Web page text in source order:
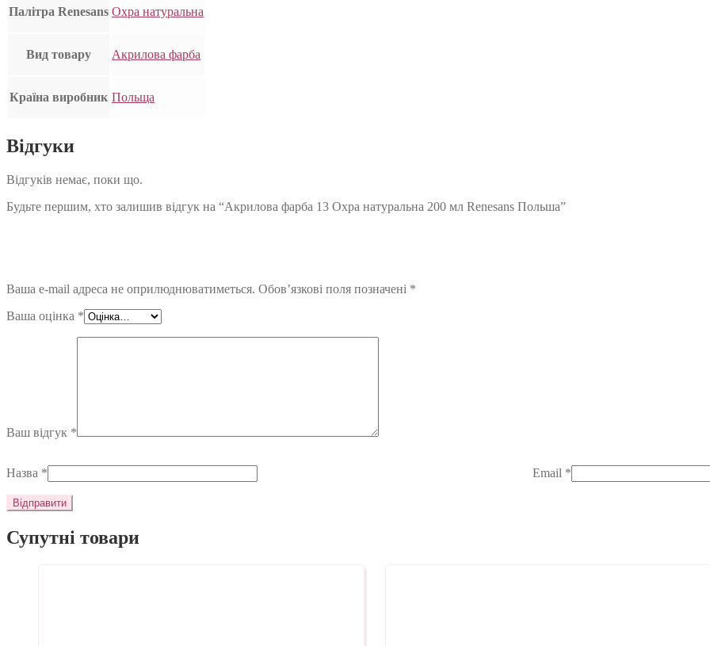
Палітра Renesans Охра натуральна
Вид товару Акрилова фарба
Країна виробник Польща
Відгуки
Відгуків немає, поки що.
Будьте першим, хто залишив відгук на “Акрилова фарба 13 Охра натуральна 200 мл Renesans Польша”
Ваша e-mail адреса не оприлюднюватиметься. Обов’язкові поля позначені *
Ваша оцінка *
Ваш відгук *
Назва * Email *
Супутні товари